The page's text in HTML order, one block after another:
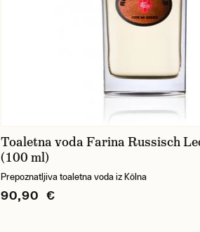
Toaletna voda Farina Russisch
(100 ml)
Prepoznatljiva toaletna voda iz Kölna
90,90 €